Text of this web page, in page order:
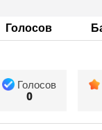
Голосов
Голосов
0